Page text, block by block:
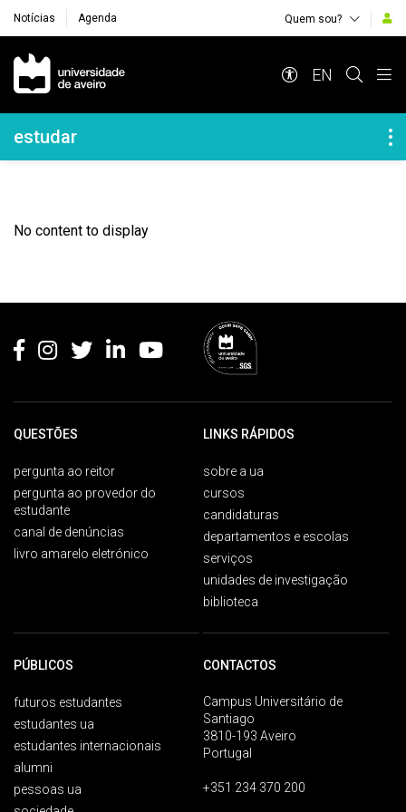
Notícias Agenda Quem sou?
Navegação Principal
EN
Navegação Lateral
estudar
No content to display
QUESTÕES
pergunta ao reitor
pergunta ao provedor do
estudante
canal de denúncias
livro amarelo eletrónico
LINKS RÁPIDOS
sobre a ua
cursos
candidaturas
departamentos e escolas
serviços
unidades de investigação
biblioteca
PÚBLICOS
futuros estudantes
estudantes ua
estudantes internacionais
alumni
pessoas ua
CONTACTOS
Campus Universitário de
Santiago
3810-193 Aveiro
Portugal
+351 234 370 200